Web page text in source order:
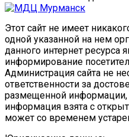
Этот сайт не имеет
одной указанной на нем
данного интернет ресурса
информирование
Администрация сайта не
ответственности за
размещенной информации,
информация взята с
может со временем